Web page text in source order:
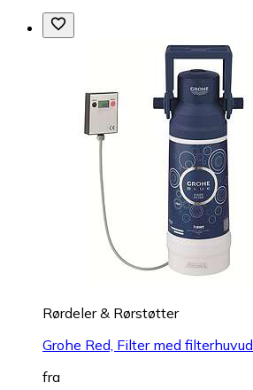
Rørdeler & Rørstøtter
Grohe Red, Filter med filterhuvud
fra